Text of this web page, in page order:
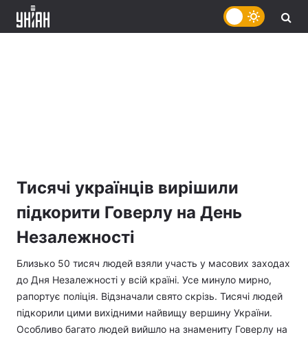
Тисячі українців вирішили
підкорити Говерлу на День
Незалежності
Близько 50 тисяч людей взяли участь у масових заходах
до Дня Незалежності у всій країні. Усе минуло мирно,
рапортує поліція. Відзначали свято скрізь. Тисячі людей
підкорили цими вихідними найвищу вершину України.
Особливо багато людей вийшло на знамениту Говерлу на